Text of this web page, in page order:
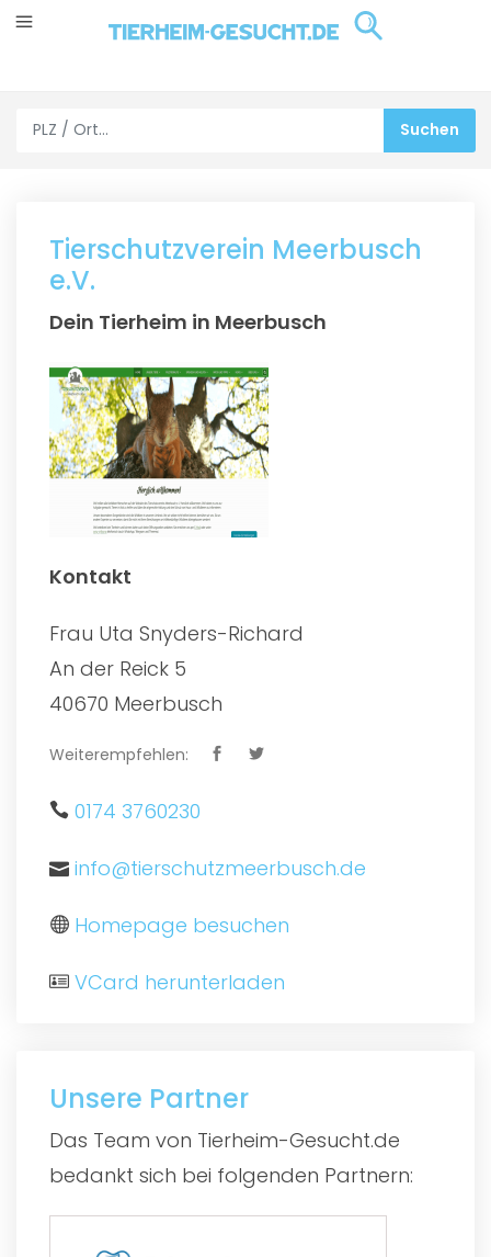
Tierschutzverein Meerbusch
e.V.
Dein Tierheim in Meerbusch
Kontakt
Frau Uta Snyders-Richard
An der Reick 5
40670 Meerbusch
Weiterempfehlen:
0174 3760230
info@tierschutzmeerbusch.de
Homepage besuchen
VCard herunterladen
Unsere Partner
Das Team von Tierheim-Gesucht.de
bedankt sich bei folgenden Partnern: